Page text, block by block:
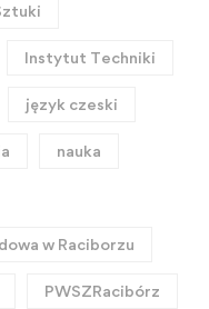
Instytut Techniki
język czeski
nauka
w Raciborzu
PWSZRacibórz